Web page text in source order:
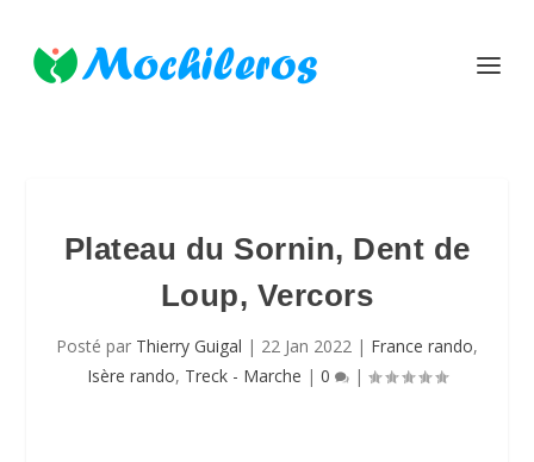
Plateau du Sornin, Dent de
Loup, Vercors
Posté par Thierry Guigal | 22 Jan 2022 | France rando,
Isère rando, Treck - Marche | 0 |